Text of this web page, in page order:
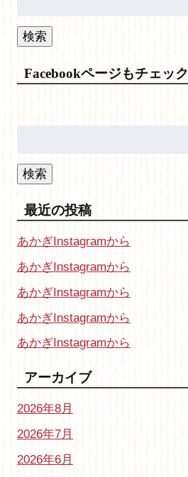
検索
Facebookページもチェック
検索
最近の投稿
あかぎInstagramから
あかぎInstagramから
あかぎInstagramから
あかぎInstagramから
あかぎInstagramから
アーカイブ
2026年8月
2026年7月
2026年6月